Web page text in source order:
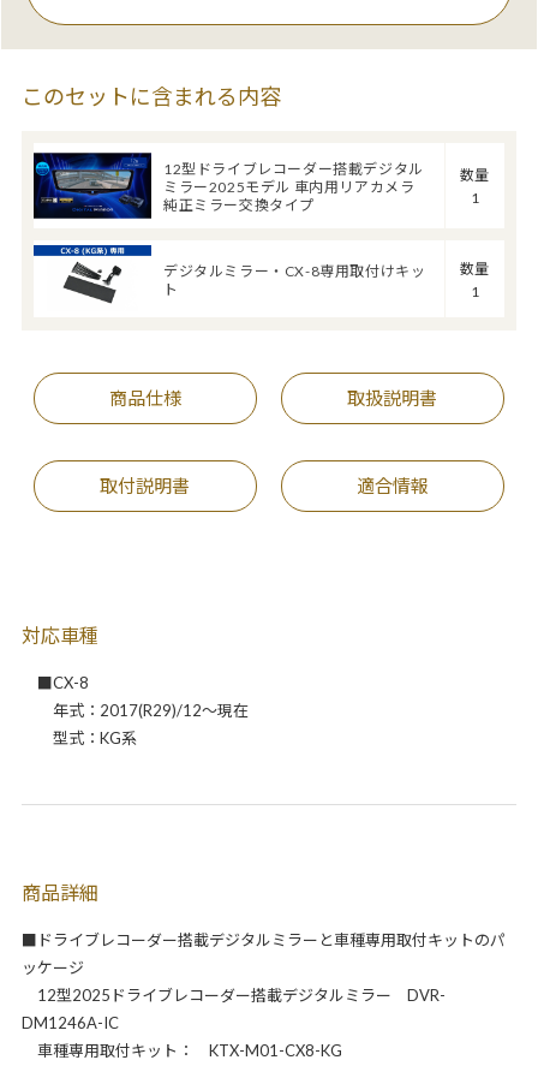
このセットに含まれる内容
12型ドライブレコーダー搭載デジタル
ミラー2025モデル 車内用リアカメラ
純正ミラー交換タイプ
数量
1
デジタルミラー・CX-8専用取付けキッ
ト
数量
1
商品仕様 取扱説明書
取付説明書 適合情報
対応車種
■CX-8
年式：2017(R29)/12～現在
型式：KG系
商品詳細
■ドライブレコーダー搭載デジタルミラーと車種専用取付キットのパ
ッケージ
12型2025ドライブレコーダー搭載デジタルミラー DVR-
DM1246A-IC
車種専用取付キット： KTX-M01-CX8-KG